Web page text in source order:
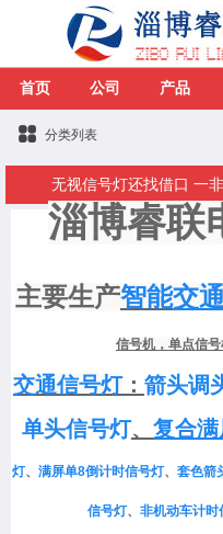
首页 公司 产品
分类列表
无视信号灯还找借口 一
淄博睿联
主要生产智能交
信号机，单点信号
交通信号灯： 箭头调
单头信号灯、 复合
灯、 满屏单8倒计时信号灯、 套色箭
信号灯、 非机动车计时